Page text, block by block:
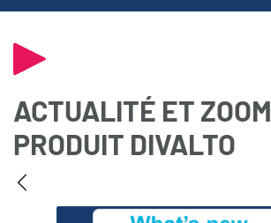
ACTUALITÉ ET ZOOM
PRODUIT DIVALTO